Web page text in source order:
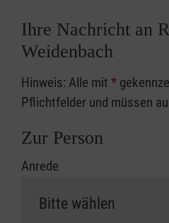
Ihre Nachricht an
Weidenbach
Hinweis: Alle mit *
Pflichtfelder und müssen
Zur Person
Anrede